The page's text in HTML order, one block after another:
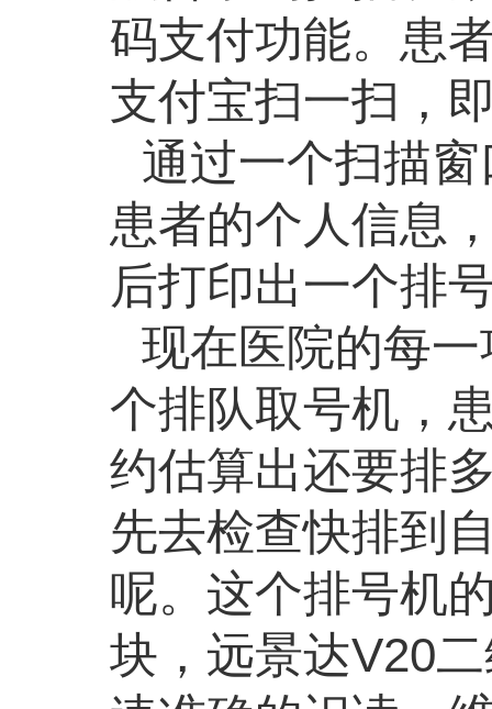
码支付功能。患
支付宝扫一扫，
通过一个扫描
患者的个人信息
后打印出一个排
现在医院的每
个排队取号机，
约估算出还要排
先去检查快排到
呢。这个排号机
块，远景达V20